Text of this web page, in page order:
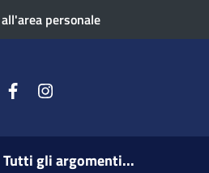
personale
Facebook
Tutti gli argomenti...